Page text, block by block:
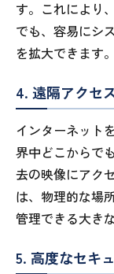
す。これにより
でも、容易にシ
を拡大できます。
4. 遠隔アクセ
インターネット
界中どこからで
去の映像にアク
は、物理的な場
管理できる大き
5. 高度なセキ